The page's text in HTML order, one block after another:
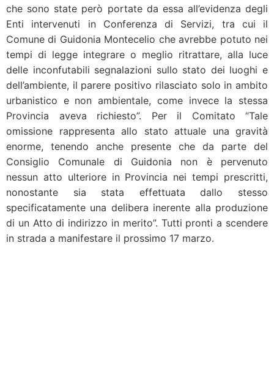
che sono state però portate da essa all’evidenza degli
Enti intervenuti in Conferenza di Servizi, tra cui il
Comune di Guidonia Montecelio che avrebbe potuto nei
tempi di legge integrare o meglio ritrattare, alla luce
delle inconfutabili segnalazioni sullo stato dei luoghi e
dell’ambiente, il parere positivo rilasciato solo in ambito
urbanistico e non ambientale, come invece la stessa
Provincia aveva richiesto”. Per il Comitato “Tale
omissione rappresenta allo stato attuale una gravità
enorme, tenendo anche presente che da parte del
Consiglio Comunale di Guidonia non è pervenuto
nessun atto ulteriore in Provincia nei tempi prescritti,
nonostante sia stata effettuata dallo stesso
specificatamente una delibera inerente alla produzione
di un Atto di indirizzo in merito”. Tutti pronti a scendere
in strada a manifestare il prossimo 17 marzo.